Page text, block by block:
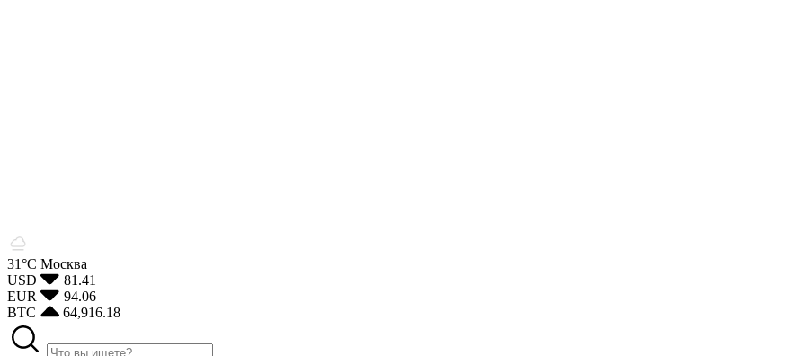
31°С Москва
USD
81.41
EUR
94.06
BTC
64,916.18